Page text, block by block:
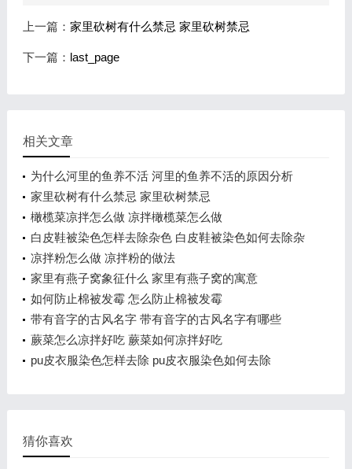
上一篇： 家里砍树有什么禁忌 家里砍树禁忌
下一篇： last_page
相关文章
为什么河里的鱼养不活 河里的鱼养不活的原因分析
家里砍树有什么禁忌 家里砍树禁忌
橄榄菜凉拌怎么做 凉拌橄榄菜怎么做
白皮鞋被染色怎样去除杂色 白皮鞋被染色如何去除杂
色
凉拌粉怎么做 凉拌粉的做法
家里有燕子窝象征什么 家里有燕子窝的寓意
如何防止棉被发霉 怎么防止棉被发霉
带有音字的古风名字 带有音字的古风名字有哪些
蕨菜怎么凉拌好吃 蕨菜如何凉拌好吃
pu皮衣服染色怎样去除 pu皮衣服染色如何去除
猜你喜欢